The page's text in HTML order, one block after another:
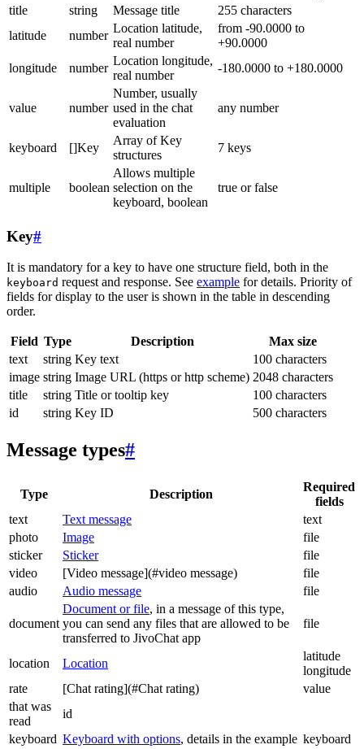
title
string Message title
255 characters
latitude
number
Location latitude,
real number
from -90.0000 to
+90.0000
longitude
number
Location longitude,
real number
-180.0000 to +180.0000
value number
Number, usually
used in the chat
evaluation
any number
keyboard []Key
Array of Key
structures
7 keys
multiple boolean
Allows multiple
selection on the
keyboard, boolean
true or false
Key#
It is mandatory for a key to have one structure field, both in the
keyboard request and response. See example for details. Priority of
fields for display to the user is shown in the table in descending
order.
Field Type Description
Max size
text
string Key text
100 characters
image string Image URL (https or http scheme) 2048 characters
title
string Title or tooltip key
100 characters
id
string Key ID 500 characters
Message types#
Type Description
Required
fields
text
Text message
text
photo
Image
file
sticker
Sticker
file
video
[Video message](#video message)
file
audio
Audio message file
document
Document or file, in a message of this type,
you can send any files that are allowed to be
transferred to JivoChat app
file
location Location
latitude
longitude
rate
[Chat rating](#Chat rating)
value
that was
read
id
keyboard Keyboard with options, details in the example keyboard